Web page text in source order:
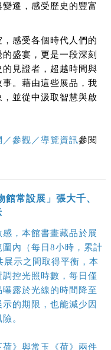
遷，感受歷史的豐富
感受各個時代人們的
盛宴，更是一段深刻
見證者，超越時間與
。藉由這些展品，我
並從中汲取智慧與啟
／參觀／導覽資訊參閱
館常設展」張大千、
，本館書畫藏品於展
內（每日8小時，累計
展示之間取得平衡，本
控光照時數，每日僅
露於光線的時間降至
的期限，也能減少因
。
》與常玉《荷》兩件